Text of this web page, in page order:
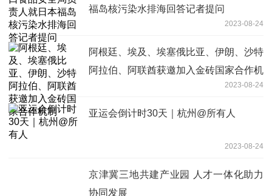
福岛核污染水排海回答记者提问
2023-08-24
阿根廷、埃及、埃塞俄比亚、伊朗、沙特
阿拉伯、阿联酋获邀加入金砖国家合作机
2023-08-24
亚运会倒计时30天｜杭州@所有人
2023-08-24
京津冀三地共建产业园 人才一体化助力
协同发展